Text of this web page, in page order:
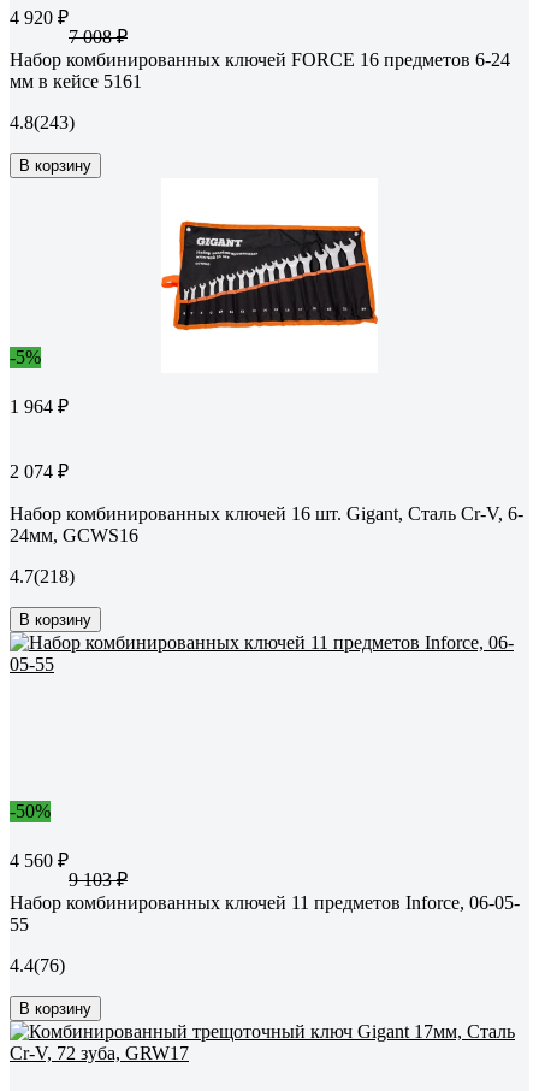
4 920 ₽
7 008 ₽
Набор комбинированных ключей FORCE 16 предметов 6-24
мм в кейсе 5161
4.8(243)
В корзину
-5%
1 964 ₽
2 074 ₽
Набор комбинированных ключей 16 шт. Gigant, Сталь Cr-V, 6-
24мм, GCWS16
4.7(218)
В корзину
-50%
4 560 ₽
9 103 ₽
Набор комбинированных ключей 11 предметов Inforce, 06-05-
55
4.4(76)
В корзину